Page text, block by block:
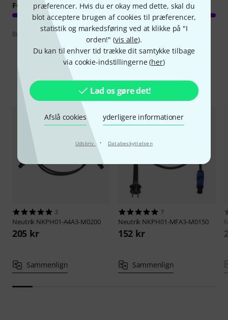
præferencer. Hvis du er okay med dette, skal du
blot acceptere brugen af cookies til præferencer,
statistik og markedsføring ved at klikke på "I
orden!" (vis alle).
Du kan til enhver tid trække dit samtykke tilbage
via cookie-indstillingerne (her)
Lad os gøre det!
Afslå cookies yderligere informationer
Udskriv · Databeskyttelsen
FORARBEJDNING
Retningslinjer for anmeldelser
Sammenlign valgmuligheder
2
Neutrik NKPH01-A4A3-M0200
205 kr
Sammenlign
7
Neutrik NKPH01-MFA3-M0150
152 kr
Sammenlign